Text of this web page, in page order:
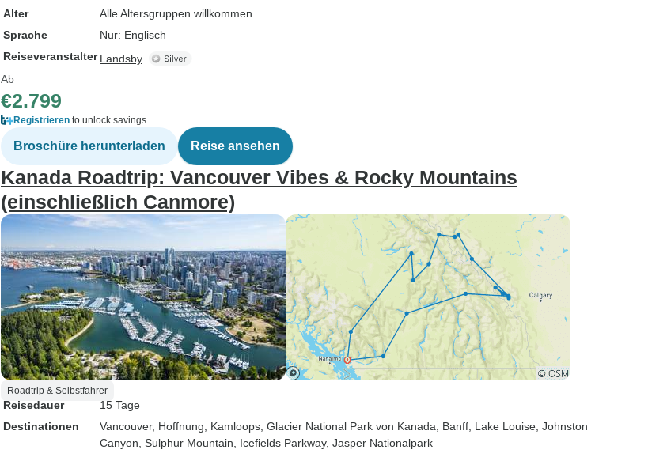
Alter
Alle Altersgruppen willkommen
Sprache
Nur: Englisch
Reiseveranstalter Landsby
Ab
€2.799
Registrieren to unlock savings
Broschüre herunterladen Reise ansehen
Kanada Roadtrip: Vancouver Vibes & Rocky Mountains
(einschließlich Canmore)
Roadtrip & Selbstfahrer
Reisedauer
15 Tage
Destinationen
Vancouver, Hoffnung , Kamloops , Glacier National Park von Kanada , Banff , Lake Louise , Johnston
Canyon , Sulphur Mountain , Icefields Parkway, Jasper Nationalpark